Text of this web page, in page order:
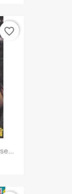
favorite_border